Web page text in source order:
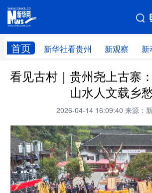
首页 新华社看贵州 新观察 新
网站地图
新华社看贵州 新观察 新动能
贵州领导 人事
直播
畅游贵州 数字贵州 律动贵州
光影贵州 部门之窗 县区直达
融媒联播 贵阳 遵义
看见古村｜贵州尧上古寨
山水人文载乡
2026-04-14 16:09:40 来源：